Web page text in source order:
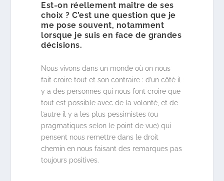
Est-on réellement maître de ses
choix ? C’est une question que je
me pose souvent, notamment
lorsque je suis en face de grandes
décisions.
Nous vivons dans un monde où on nous
fait croire tout et son contraire : d’un côté il
y a des personnes qui nous font croire que
tout est possible avec de la volonté, et de
l’autre il y a les plus pessimistes (ou
pragmatiques selon le point de vue) qui
pensent nous remettre dans le droit
chemin en nous faisant des remarques pas
toujours positives.